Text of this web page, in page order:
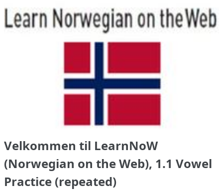
Velkommen til LearnNoW
(Norwegian on the Web), 1.1 Vowel
Practice (repeated)